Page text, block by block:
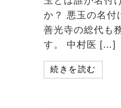
か？ 悪玉の名
善光寺の総代も
す。 中村医 […]
続きを読む